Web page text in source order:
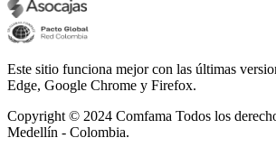
Este sitio funciona mejor con las últimas
Edge, Google Chrome y Firefox.
Copyright © 2024 Comfama Todos los
Medellín - Colombia.